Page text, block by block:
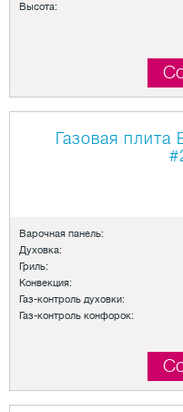
Высота:
Газовая плита
Варочная панель:
Духовка:
Гриль:
Конвекция:
Газ-контроль духовки:
Газ-контроль конфорок: